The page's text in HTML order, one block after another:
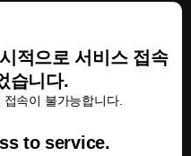
적으로 서비스 접속
습니다.
속이 불가능합니다.
to service.